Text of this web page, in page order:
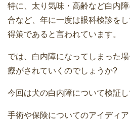
特に、太り気味・高齢など白内
合など、年に一度は眼科検診を
得策であると言われています。
では、白内障になってしまった
療がされていくのでしょうか?
今回は犬の白内障について検証し
手術や保険についてのアイディ